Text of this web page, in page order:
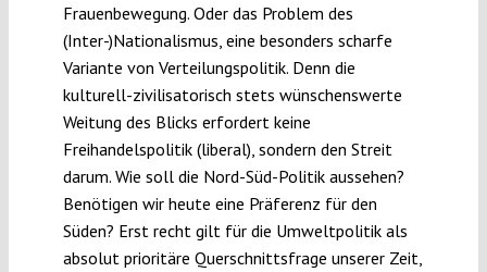
Frauenbewegung. Oder das Problem des
(Inter-)Nationalismus, eine besonders scharfe
Variante von Verteilungspolitik. Denn die
kulturell-zivilisatorisch stets wünschenswerte
Weitung des Blicks erfordert keine
Freihandelspolitik (liberal), sondern den Streit
darum. Wie soll die Nord-Süd-Politik aussehen?
Benötigen wir heute eine Präferenz für den
Süden? Erst recht gilt für die Umweltpolitik als
absolut prioritäre Querschnittsfrage unserer Zeit,